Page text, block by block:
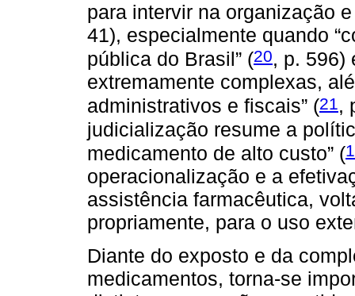
para intervir na organização
41), especialmente quando
pública do Brasil” (20, p. 596)
extremamente complexas,
administrativos e fiscais” (21 ,
judicialização resume a
medicamento de alto custo” (
operacionalização e a
assistência farmacêutica,
propriamente, para o uso
Diante do exposto e da
medicamentos, torna-se